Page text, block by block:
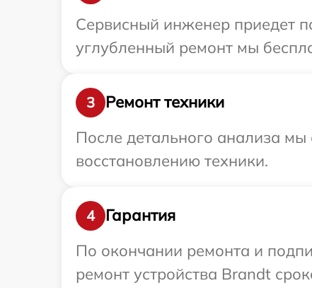
Сервисный инженер приедет
углубленный ремонт мы
3
Ремонт техники
После детального анализа мы
восстановлению техники.
4
Гарантия
По окончании ремонта и
ремонт устройства Brandt